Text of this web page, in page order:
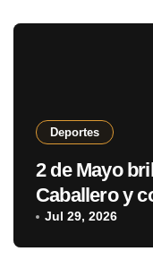
Deportes
2 de Mayo
Caballero y
con puntaje
Jul 29, 2026